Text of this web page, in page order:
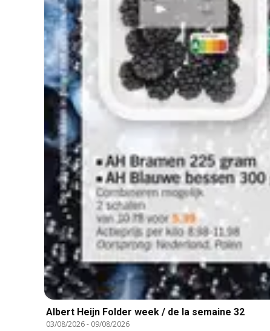
Albert Heijn Folder week / de la semaine 32
03/08/2026- 09/08/2026